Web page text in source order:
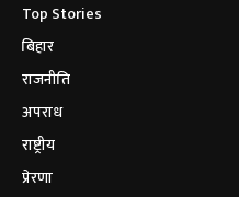
Top Stories
बिहार
राजनीति
अपराध
राष्ट्रीय
प्रेरणा